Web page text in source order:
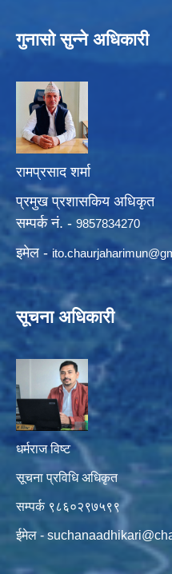
गुनासो सुन्ने अधिकारी
रामप्रसाद शर्मा
प्रमुख प्रशासकिय अधिकृत
सम्पर्क नं. - 9857834270
इमेल - ito.chaurjaharimun@
सूचना अधिकारी
धर्मराज विष्ट
सूचना प्रविधि अधिकृत
सम्पर्क ९८६०२९७५९९
ईमेल -